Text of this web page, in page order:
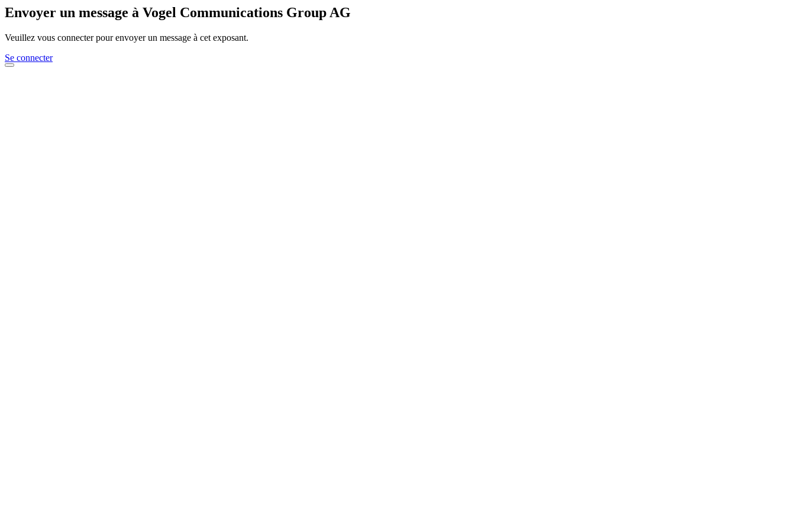
Envoyer un message à Vogel Communications Group AG
Veuillez vous connecter pour envoyer un message à cet exposant.
Se connecter